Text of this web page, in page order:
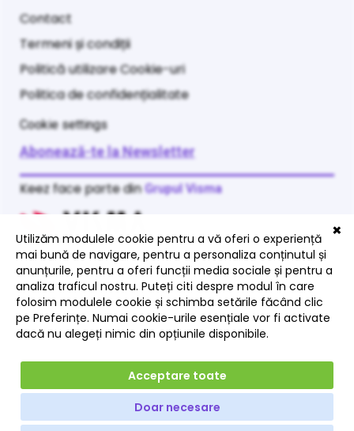
Contact
Termeni și condiții
Politică utilizare Cookie-uri
Politica de confidențialitate
Cookie settings
Abonează-te la Newsletter
Keez face parte dinGrupul Visma
Visma Group
Visma în România
Lucrează cu Visma